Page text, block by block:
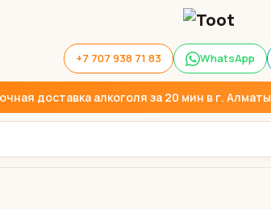
+7 707 938 71 83 WhatsApp
доставка алкоголя за 20 мин в г.